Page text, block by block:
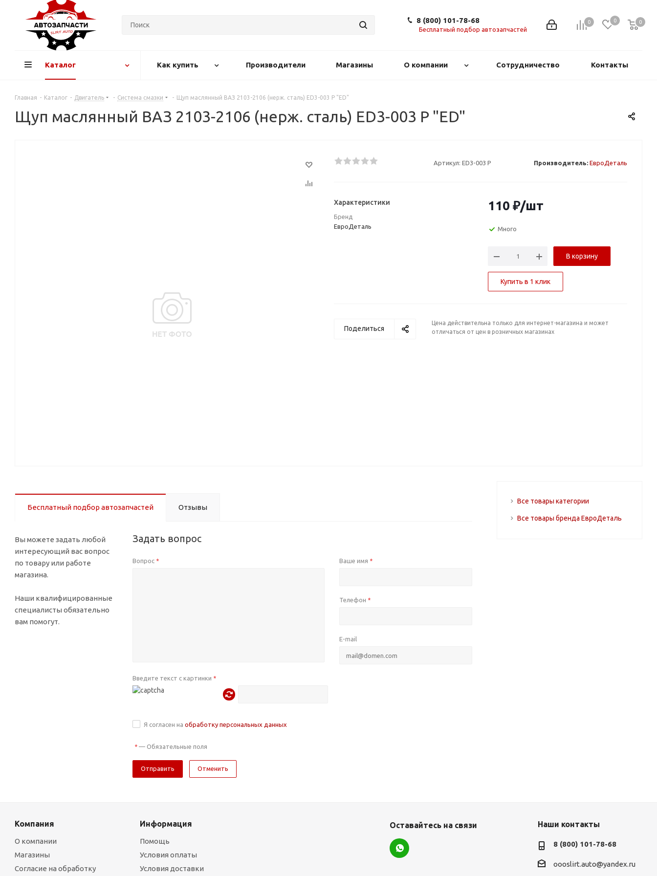
0 0 0
0
8 (800) 101-78-68
Бесплатный подбор автозапчастей
Каталог Как купить Производители Магазины О компании Сотрудничество Контакты
Главная - Каталог - Двигатель - Система смазки - Щуп маслянный ВАЗ 2103-2106 (нерж. сталь) ED3-003 P "ED"
Щуп маслянный ВАЗ 2103-2106 (нерж. сталь) ED3-003 P "ED"
Артикул: ED3-003 P Производитель: ЕвроДеталь
Характеристики
Бренд
ЕвроДеталь
110 ₽/шт
Много
В корзину
Купить в 1 клик
Поделиться
Цена действительна только для интернет-магазина и может
отличаться от цен в розничных магазинах
Бесплатный подбор автозапчастей Отзывы
Вы можете задать любой
интересующий вас вопрос
по товару или работе
магазина.
Наши квалифицированные
специалисты обязательно
вам помогут.
Задать вопрос
Вопрос * Ваше имя *
Телефон *
E-mail
Введите текст с картинки *
Я согласен наобработку персональных данных
* —Обязательные поля
Отменить
Все товары категории
Все товары бренда ЕвроДеталь
Компания
О компании
Магазины
Согласие на обработку
Информация
Помощь
Условия оплаты
Условия доставки
Оставайтесь на связи Наши контакты
8 (800) 101-78-68
oooslirt.auto@yandex.ru